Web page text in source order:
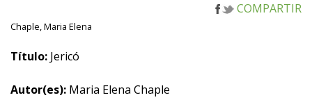
COMPARTIR
Chaple, Maria Elena
Título: Jericó
Autor(es): Maria Elena Chaple